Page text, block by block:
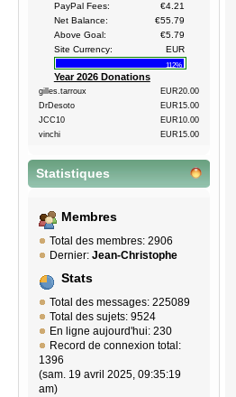
PayPal Fees:
€4.21
Net Balance:
€55.79
Above Goal:
€5.79
Site Currency:
EUR
112%
Year 2026 Donations
gilles.tarroux
EUR20.00
DrDesoto
EUR15.00
JCC10
EUR10.00
vinchi
EUR15.00
Statistiques
Membres
Total des membres: 2906
Dernier: Jean-Christophe
Stats
Total des messages: 225089
Total des sujets: 9524
En ligne aujourd'hui: 230
Record de connexion total:
1396
(sam. 19 avril 2025, 09:35:19
am)